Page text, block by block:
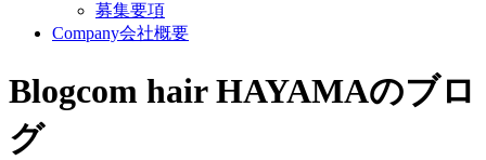
募集要項
Company会社概要
Blogcom hair HAYAMAのブロ
グ